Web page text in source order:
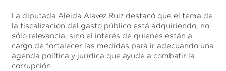
La diputada Aleida Alavez Ruiz destacó que el tema de
la fiscalización del gasto público está adquiriendo, no
sólo relevancia, sino el interés de quienes están a
cargo de fortalecer las medidas para ir adecuando una
agenda política y jurídica que ayude a combatir la
corrupción.